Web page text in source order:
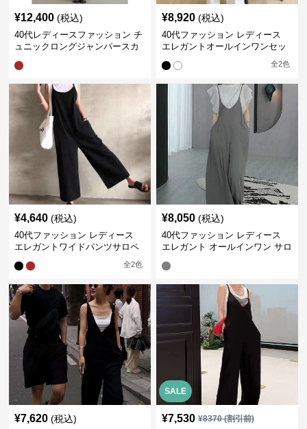
¥12,400 (税込)
40代レディースファッション チ
ュニックロングジャンパースカ
¥8,920 (税込)
40代ファッション レディース
エレガントオールインワンセッ
全2色
¥4,640 (税込)
40代ファッション レディース
エレガントワイドパンツサロペ
全2色
¥8,050 (税込)
40代ファッション レディース
エレガント オールインワン サロ
ール
¥7,620 (税込)
SALE
¥7,530 ¥8370(割引前)